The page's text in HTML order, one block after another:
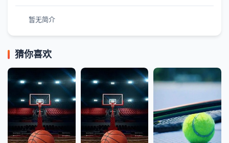
暂无简介
猜你喜欢